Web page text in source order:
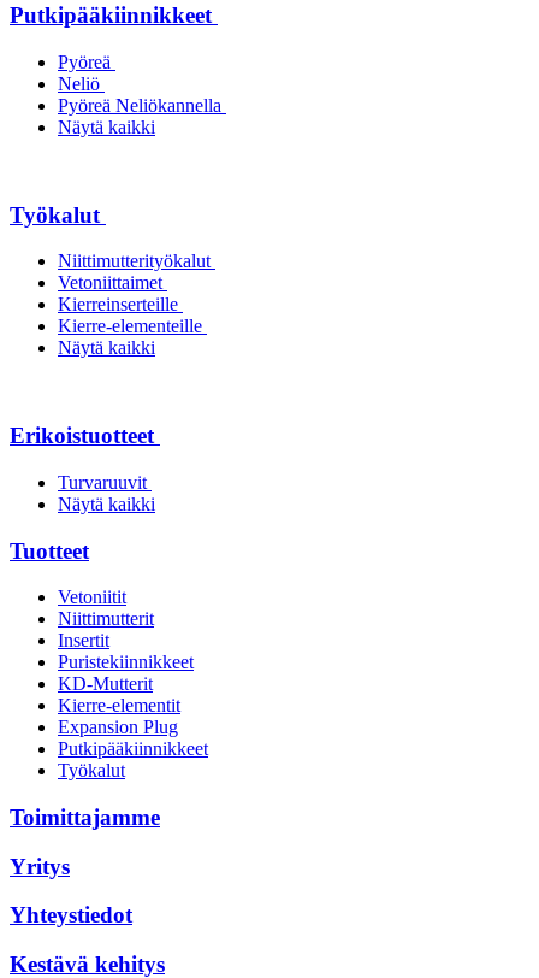
Putkipääkiinnikkeet
Pyöreä
Neliö
Pyöreä Neliökannella
Näytä kaikki
Työkalut
Niittimutterityökalut
Vetoniittaimet
Kierreinserteille
Kierre-elementeille
Näytä kaikki
Erikoistuotteet
Turvaruuvit
Näytä kaikki
Tuotteet
Vetoniitit
Niittimutterit
Insertit
Puristekiinnikkeet
KD-Mutterit
Kierre-elementit
Expansion Plug
Putkipääkiinnikkeet
Työkalut
Toimittajamme
Yritys
Yhteystiedot
Kestävä kehitys